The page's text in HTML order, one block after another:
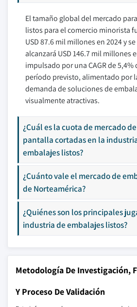
El tamaño global del mercado
listos para el comercio minorista
USD 87.6 mil millones en 2024 y
alcanzará USD 146.7 mil millones
impulsado por una CAGR de 5,4%
período previsto, alimentado por
demanda de soluciones de
visualmente atractivas.
¿Cuál es la cuota de mercado
pantalla cortadas en la
embalajes listos?
¿Cuánto vale el mercado de
de Norteamérica?
¿Quiénes son los principales
industria de embalajes listos?
Metodología De Investigación,
Y Proceso De Validación